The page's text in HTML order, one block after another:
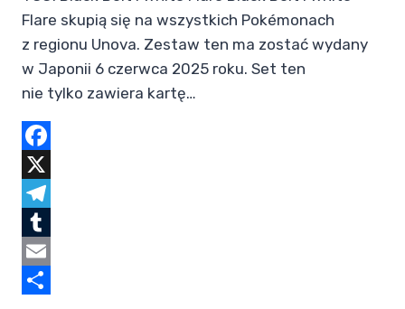
Flare skupią się na wszystkich Pokémonach
z regionu Unova. Zestaw ten ma zostać wydany
w Japonii 6 czerwca 2025 roku. Set ten
nie tylko zawiera kartę…
Facebook
X
Telegram
Tumblr
Email